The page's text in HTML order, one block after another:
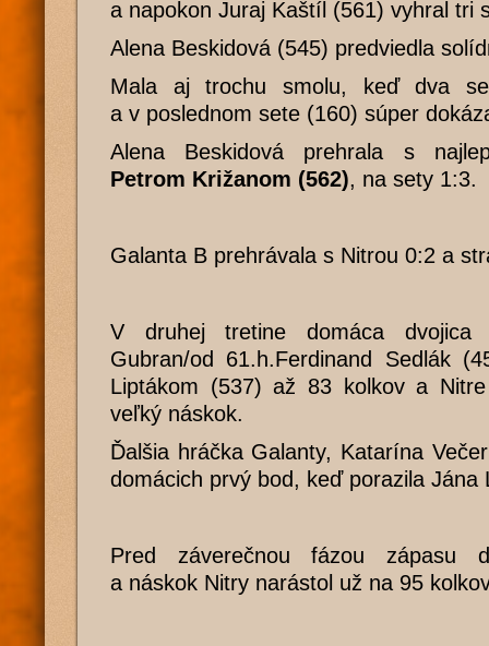
a napokon Juraj Kaštíl (561) vyhral tri
Alena Beskidová (545) predviedla
Mala aj trochu smolu, keď dva
a v poslednom sete (160) súper
Alena Beskidová prehrala s
Petrom Križanom (562), na sety 1:3.
Galanta B prehrávala s Nitrou 0:2 a
V druhej tretine domáca dvojica
Gubran/od 61.h.Ferdinand Sedlák
Liptákom (537) až 83 kolkov a
veľký náskok.
Ďalšia hráčka Galanty, Katarína
domácich prvý bod, keď porazila Jána
Pred záverečnou fázou zápasu
a náskok Nitry narástol už na 95